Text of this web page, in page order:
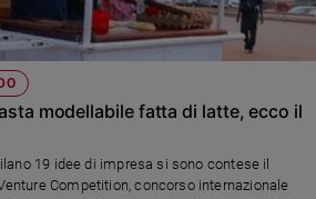
modellabile fatta di latte, ecco il
19 idee di impresa si sono contese il
Competition, concorso internazionale